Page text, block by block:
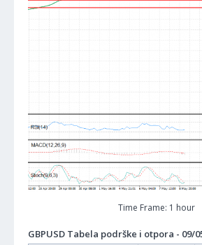
Time Frame: 1 hour
GBPUSD Tabela podrške i otpora - 09/